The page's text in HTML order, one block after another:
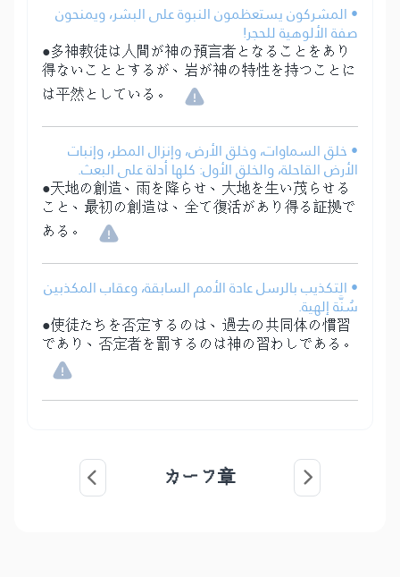
• المشركون يستعظمون النبوة على البشر، ويمنحون
صفة الألوهية للحجر!
●多神教徒は人間が神の預言者となることをあり
得ないこととするが、岩が神の特性を持つことに
は平然としている。
• خلق السماوات، وخلق الأرض، وإنزال المطر، وإنبات
الأرض القاحلة، والخلق الأول: كلها أدلة على البعث.
●天地の創造、雨を降らせ、大地を生い茂らせる
こと、最初の創造は、全て復活があり得る証拠で
ある。
• التكذيب بالرسل عادة الأمم السابقة، وعقاب المكذبين
سُنَّة إلهية.
●使徒たちを否定するのは、過去の共同体の慣習
であり、否定者を罰するのは神の習わしである。
カーフ章